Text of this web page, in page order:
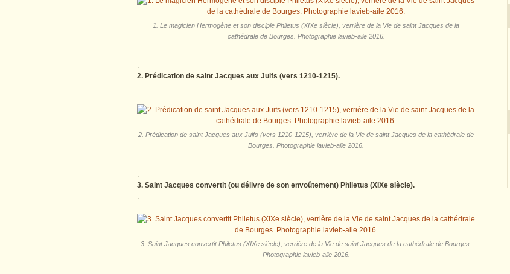
1. Le magicien Hermogène et son disciple Philetus (XIXe siècle), verrière de la Vie de saint Jacques de la
cathédrale de Bourges. Photographie lavieb-aile 2016.
.
2. Prédication de saint Jacques aux Juifs (vers 1210-1215).
.
2. Prédication de saint Jacques aux Juifs (vers 1210-1215), verrière de la Vie de saint Jacques de la cathédrale de
Bourges. Photographie lavieb-aile 2016.
.
3. Saint Jacques convertit (ou délivre de son envoûtement) Philetus (XIXe siècle).
.
3. Saint Jacques convertit Philetus (XIXe siècle), verrière de la Vie de saint Jacques de la cathédrale de Bourges.
Photographie lavieb-aile 2016.